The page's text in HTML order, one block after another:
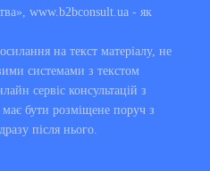
www.b2bconsult.ua - як
на текст матеріалу, не
системами з текстом
сервіс консультацій з
бути розміщене поруч з
після нього.